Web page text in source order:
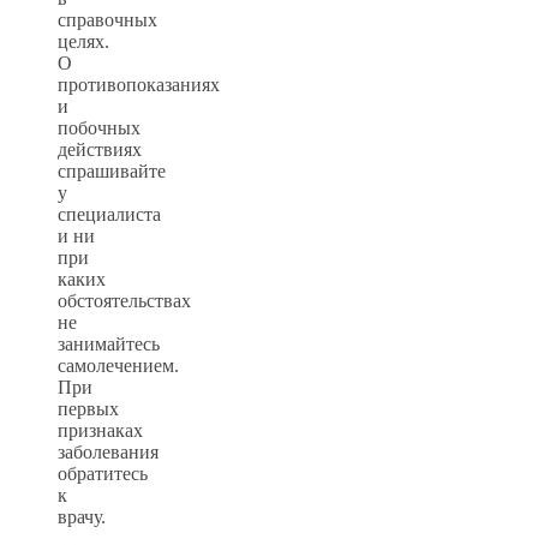
справочных
целях.
О
противопоказаниях
и
побочных
действиях
спрашивайте
у
специалиста
и ни
при
каких
обстоятельствах
не
занимайтесь
самолечением.
При
первых
признаках
заболевания
обратитесь
к
врачу.